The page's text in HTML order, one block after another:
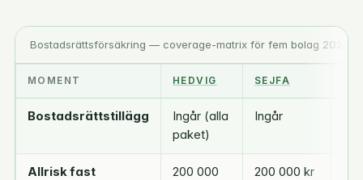
Bostadsrättsförsäkring — coverage-matrix för fem bolag 2026
MOMENT HEDVIG SEJFA
Bostadsrättstillägg
Ingår (alla
paket)
Ingår
Allrisk fast
200 000
200 000 kr